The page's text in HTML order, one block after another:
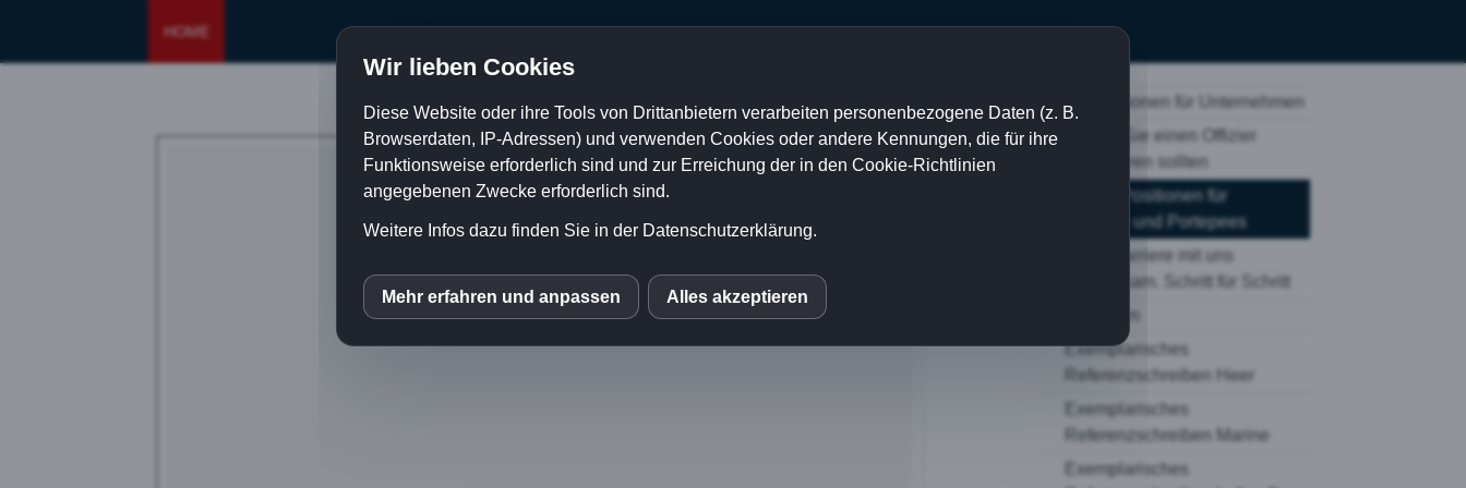
HOME
Informationen für Unternehmen
Warum Sie einen Offizier
engagieren sollten
Offene Positionen für
Offiziere und Portepees
Zivile Karriere mit uns
gemeinsam. Schritt für Schritt
Imagefilm
Exemplarisches
Referenzschreiben Heer
Exemplarisches
Referenzschreiben Marine
Exemplarisches
Wir lieben Cookies
Diese Website oder ihre Tools von Drittanbietern verarbeiten personenbezogene Daten (z. B.
Browserdaten, IP-Adressen) und verwenden Cookies oder andere Kennungen, die für ihre
Funktionsweise erforderlich sind und zur Erreichung der in den Cookie-Richtlinien
angegebenen Zwecke erforderlich sind.
Weitere Infos dazu finden Sie in der Datenschutzerklärung.
inCMS
Mehr erfahren und anpassen Alles akzeptieren